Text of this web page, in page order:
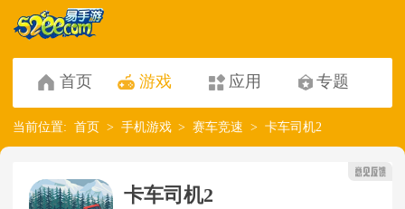
首页 游戏 应用 专题
当前位置: 首页 手机游戏 赛车竞速 卡车司机2
卡车司机2